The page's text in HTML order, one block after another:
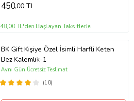
450,00 TL
48,00 TL'den Başlayan Taksitlerle
BK Gift Kişiye Özel İsimli Harfli Keten
Bez Kalemlik-1
(10)
Aynı Gün Ücretsiz Teslimat